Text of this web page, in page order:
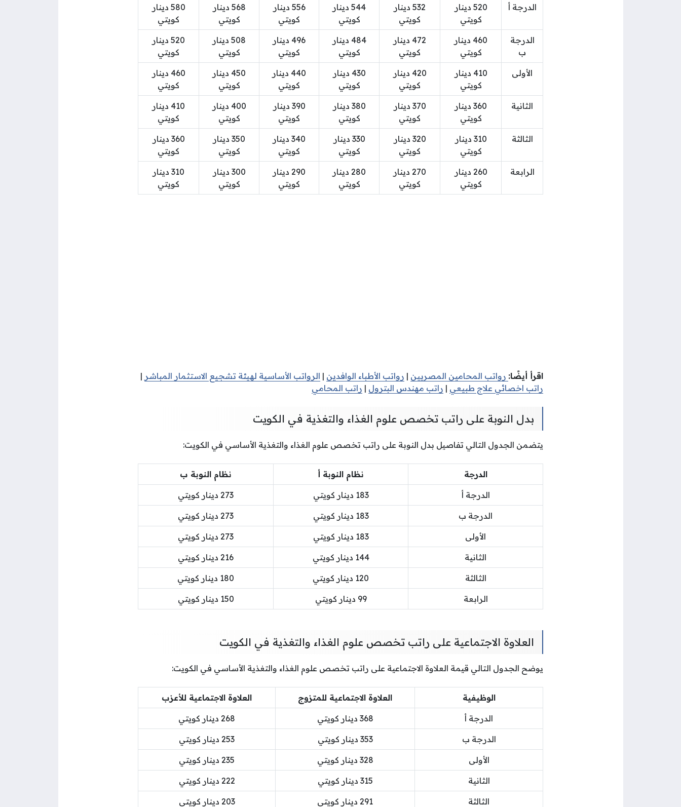
الدرجة أ
520 دينار
كويتي
532 دينار
كويتي
544 دينار
كويتي
556 دينار
كويتي
568 دينار
كويتي
580 دينار
كويتي
الدرجة
ب
460 دينار
كويتي
472 دينار
كويتي
484 دينار
كويتي
496 دينار
كويتي
508 دينار
كويتي
520 دينار
كويتي
الأولى
410 دينار
كويتي
420 دينار
كويتي
430 دينار
كويتي
440 دينار
كويتي
450 دينار
كويتي
460 دينار
كويتي
الثانية
360 دينار
كويتي
370 دينار
كويتي
380 دينار
كويتي
390 دينار
كويتي
400 دينار
كويتي
410 دينار
كويتي
الثالثة
310 دينار
كويتي
320 دينار
كويتي
330 دينار
كويتي
340 دينار
كويتي
350 دينار
كويتي
360 دينار
كويتي
الرابعة
260 دينار
كويتي
270 دينار
كويتي
280 دينار
كويتي
290 دينار
كويتي
300 دينار
كويتي
310 دينار
كويتي
اقرأ أيضًا: رواتب المحامين المصريين | رواتب الأطباء الوافدين | الرواتب الأساسية لهيئة تشجيع الاستثمار المباشر |
راتب اخصائي علاج طبيعي | راتب مهندس البترول | راتب المحامي
بدل النوبة على راتب تخصص علوم الغذاء والتغذية في الكويت
يتضمن الجدول التالي تفاصيل بدل النوبة على راتب تخصص علوم الغذاء والتغذية الأساسي في الكويت:
الدرجة نظام النوبة أ نظام النوبة ب
الدرجة أ 183 دينار كويتي 273 دينار كويتي
الدرجة ب 183 دينار كويتي 273 دينار كويتي
الأولى 183 دينار كويتي 273 دينار كويتي
الثانية 144 دينار كويتي 216 دينار كويتي
الثالثة 120 دينار كويتي 180 دينار كويتي
الرابعة 99 دينار كويتي 150 دينار كويتي
العلاوة الاجتماعية على راتب تخصص علوم الغذاء والتغذية في الكويت
يوضح الجدول التالي قيمة العلاوة الاجتماعية على راتب تخصص علوم الغذاء والتغذية الأساسي في الكويت:
الوظيفية العلاوة الاجتماعية للمتزوج العلاوة الاجتماعية للأعزب
الدرجة أ 368 دينار كويتي 268 دينار كويتي
الدرجة ب 353 دينار كويتي 253 دينار كويتي
الأولى 328 دينار كويتي 235 دينار كويتي
الثانية 315 دينار كويتي 222 دينار كويتي
الثالثة 291 دينار كويتي 203 دينار كويتي